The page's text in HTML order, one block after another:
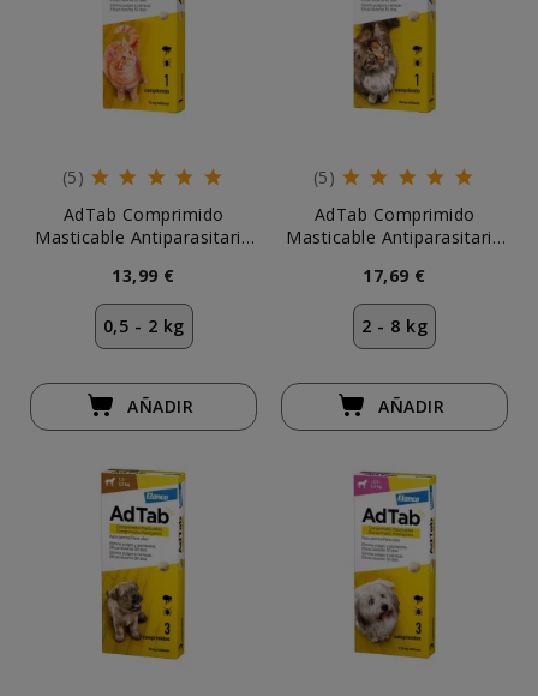
(5)
AdTab Comprimido
Masticable Antiparasitario
13,99 €
0,5 - 2 kg
AÑADIR
(5)
AdTab Comprimido
Masticable Antiparasitario
17,69 €
2 - 8 kg
AÑADIR